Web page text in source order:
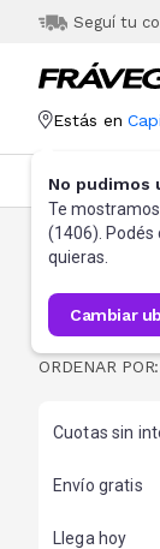
Seguí tu
Estás en
No pudimos
Te
(1406).
quieras.
cambiar
Categorías
83 resultados
ORDENAR POR:
Cuotas sin
Envío gratis
Llega hoy